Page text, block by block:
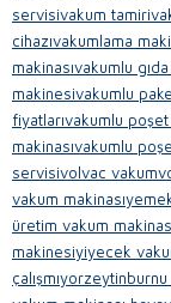
servisivakum tamiri
cihazıvakumlama
makinasıvakumlu
makinesivakumlu
fiyatlarıvakumlu poşet
makinasıvakumlu
servisivolvac vakum
vakum makinası
üretim vakum
makinesiyiyecek
çalışmıyorzeytinburnu